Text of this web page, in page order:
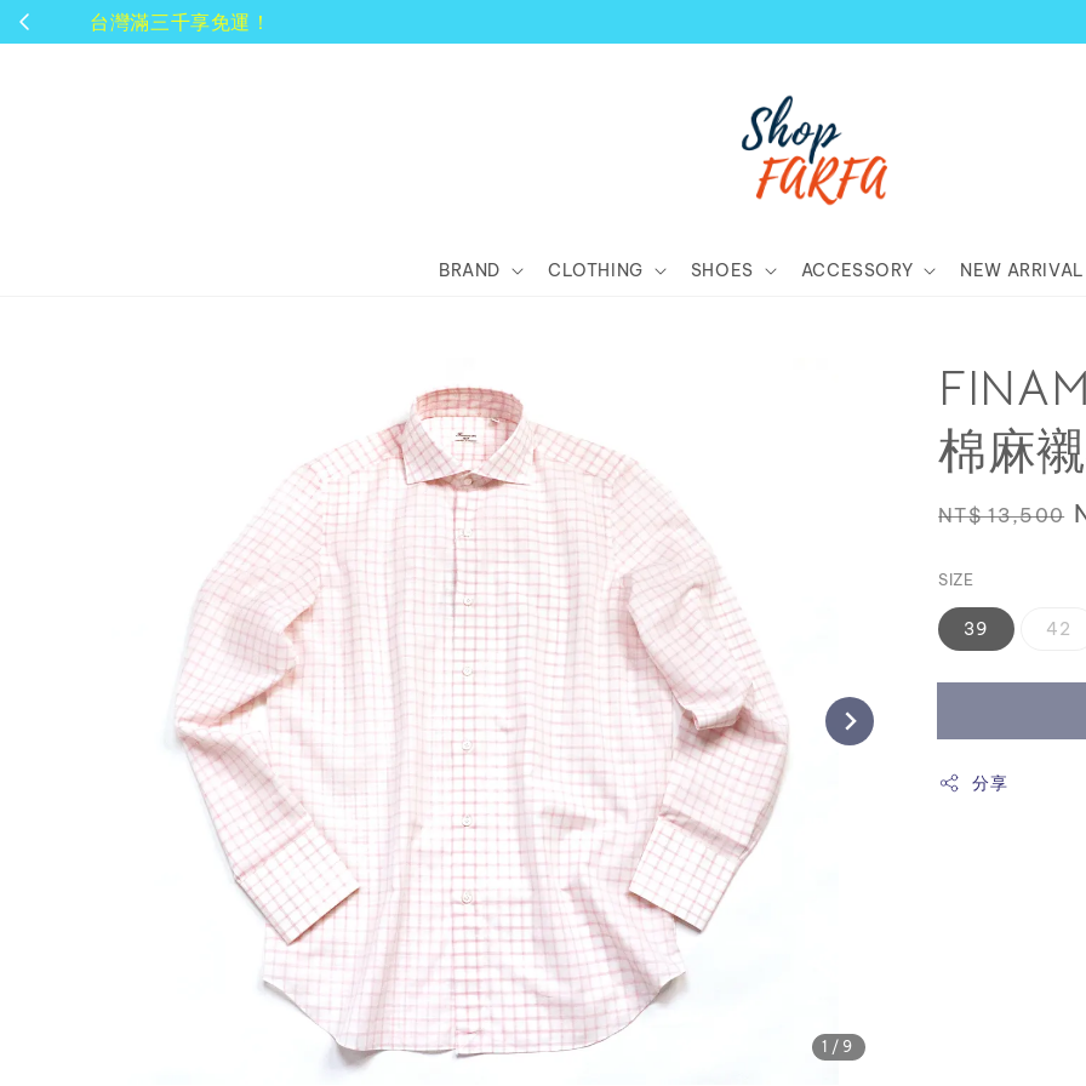
BRAND CLOTHING SHOES ACCESSORY NEW ARRIVAL
1 /9
棉麻
Regular
NT$ 13,500
SIZE
39 42
分享